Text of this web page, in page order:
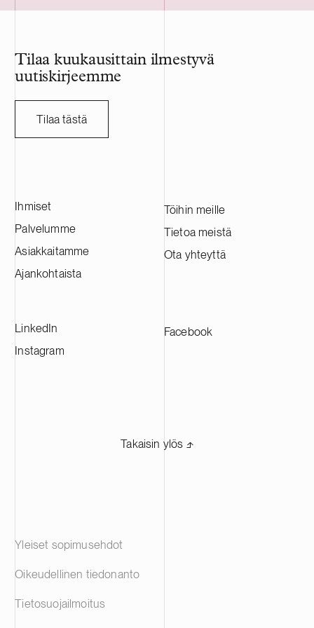
pohjoismaista portfoliota.
Tilaa kuukausittain ilmestyvä
uutiskirjeemme
Tilaa tästä
Ihmiset
Palvelumme
Asiakkaitamme
Ajankohtaista
Töihin meille
Tietoa meistä
Ota yhteyttä
LinkedIn
Instagram
Facebook
Takaisin ylös ⬏
Yleiset sopimusehdot
Oikeudellinen tiedonanto
Tietosuojailmoitus